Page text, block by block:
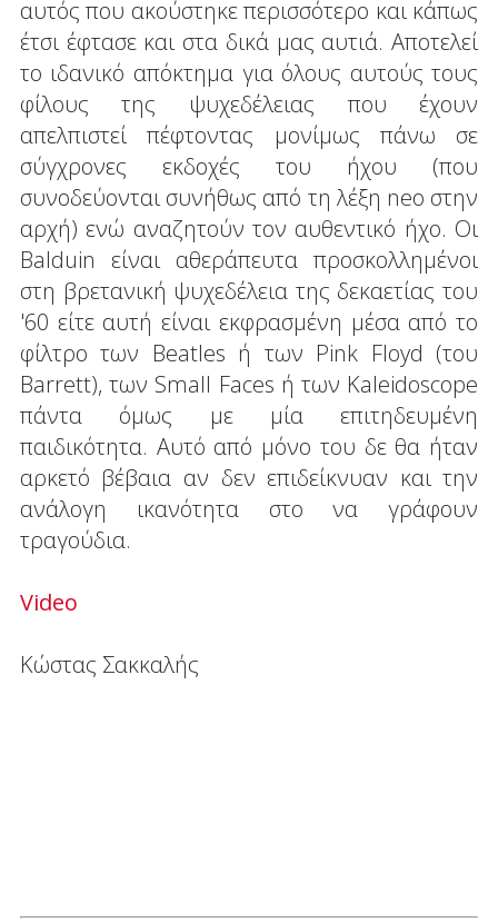
αυτός που ακούστηκε περισσότερο και κάπως
έτσι έφτασε και στα δικά μας αυτιά. Αποτελεί
το ιδανικό απόκτημα για όλους αυτούς τους
φίλους της ψυχεδέλειας που έχουν
απελπιστεί πέφτοντας μονίμως πάνω σε
σύγχρονες εκδοχές του ήχου (που
συνοδεύονται συνήθως από τη λέξη neo στην
αρχή) ενώ αναζητούν τον αυθεντικό ήχο. Οι
Balduin είναι αθεράπευτα προσκολλημένοι
στη βρετανική ψυχεδέλεια της δεκαετίας του
'60 είτε αυτή είναι εκφρασμένη μέσα από το
φίλτρο των Beatles ή των Pink Floyd (του
Barrett), των Small Faces ή των Kaleidoscope
πάντα όμως με μία επιτηδευμένη
παιδικότητα. Αυτό από μόνο του δε θα ήταν
αρκετό βέβαια αν δεν επιδείκνυαν και την
ανάλογη ικανότητα στο να γράφουν
τραγούδια.
Video
Κώστας Σακκαλής